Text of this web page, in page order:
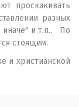
проскакивать
разных
иначе" и т.п.. По
стоящим.
и христианской